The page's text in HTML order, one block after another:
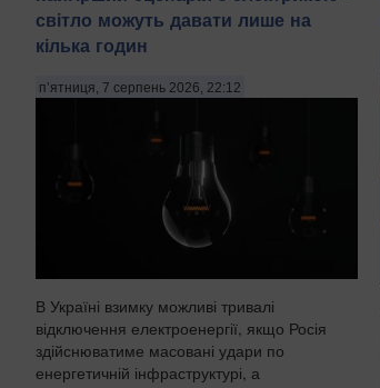
світло можуть давати лише на
кілька годин
п’ятниця, 7 серпень 2026, 22:12
В Україні взимку можливі тривалі
відключення електроенергії, якщо Росія
здійснюватиме масовані удари по
енергетичній інфраструктурі, а